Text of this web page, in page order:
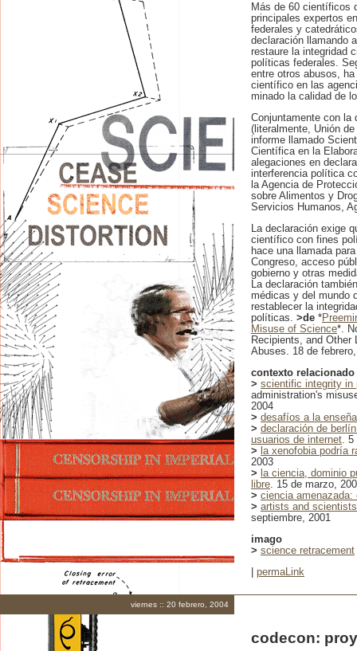
Más de 60 científicos
principales expertos
federales y
declaración llamando
restaure la integridad
políticas federales.
entre otros abusos,
científico en las
minado la calidad de
Conjuntamente con la
(literalmente, Unión
informe llamado
Científica en la
alegaciones en
interferencia política
la Agencia de
sobre Alimentos y
Servicios Humanos,
La declaración exige
científico con fines
hace una llamada
Congreso, acceso
gobierno y otras
La declaración
médicas y del mundo
restablecer la
políticas. >de *
Misuse of Science*.
Recipients, and
Abuses. 18 de
contexto relacionado
> scientific integrity
administration's
2004
> desafíos a la
> declaración de
usuarios de internet. 5
> la xenofobia podría
2003
> la ciencia, dominio
libre. 15 de marzo,
> ciencia
> artists and
septiembre, 2001
imago
> science retracement
permaLink
viernes :: 20 febrero, 2004
codecon: